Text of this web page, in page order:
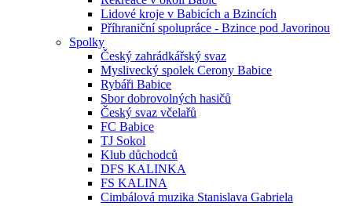
Lidové kroje v Babicích a Bzincích
Příhraniční spolupráce - Bzince pod Javorinou
Spolky
Český zahrádkářský svaz
Myslivecký spolek Cerony Babice
Rybáři Babice
Sbor dobrovolných hasičů
Český svaz včelařů
FC Babice
TJ Sokol
Klub důchodců
DFS KALINKA
FS KALINA
Cimbálová muzika Stanislava Gabriela